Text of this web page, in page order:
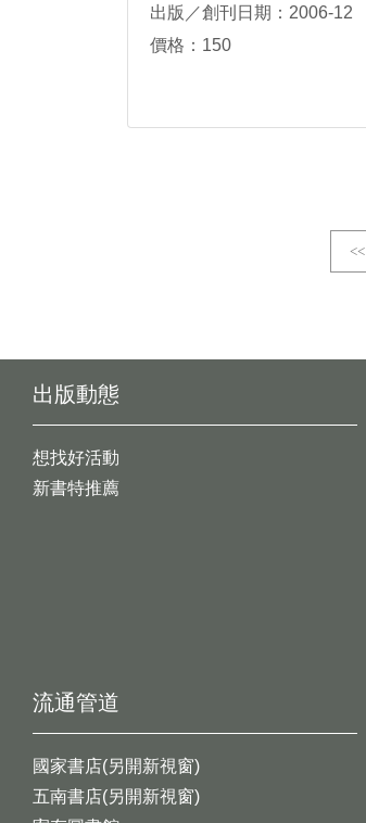
出版／創刊日期：2006-12
價格：150
<<
出版動態
想找好活動
新書特推薦
流通管道
國家書店(另開新視窗)
五南書店(另開新視窗)